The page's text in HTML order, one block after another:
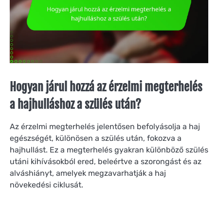
Hogyan járul hozzá az érzelmi megterhelés
a hajhulláshoz a szülés után?
Az érzelmi megterhelés jelentősen befolyásolja a haj
egészségét, különösen a szülés után, fokozva a
hajhullást. Ez a megterhelés gyakran különböző szülés
utáni kihívásokból ered, beleértve a szorongást és az
alváshiányt, amelyek megzavarhatják a haj
növekedési ciklusát.